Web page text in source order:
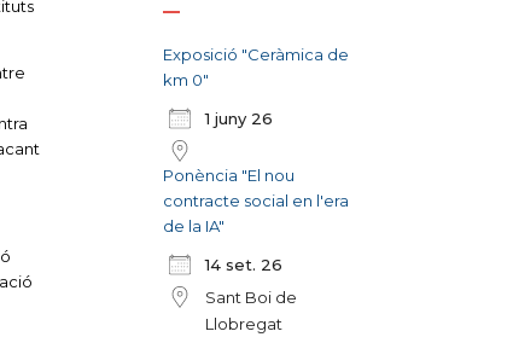
Exposició "Ceràmica de
km 0"
1 juny 26
Ponència "El nou
contracte social en l'era
de la IA"
14 set. 26
Sant Boi de
Llobregat